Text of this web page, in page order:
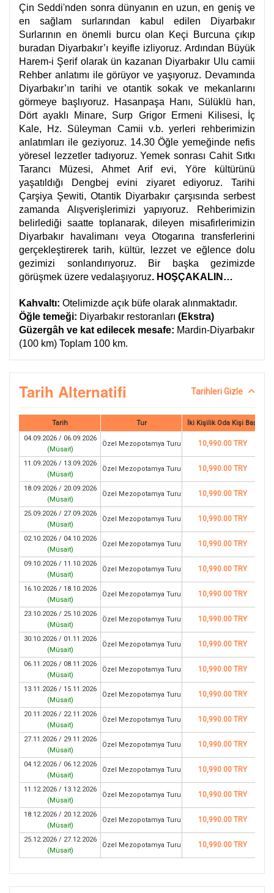
Çin Seddi'nden sonra dünyanın en uzun, en geniş ve
en sağlam surlarından kabul edilen Diyarbakır
Surlarının en önemli burcu olan Keçi Burcuna çıkıp
buradan Diyarbakır’ı keyifle izliyoruz. Ardından Büyük
Harem-i Şerif olarak ün kazanan Diyarbakır Ulu camii
Rehber anlatımı ile görüyor ve yaşıyoruz. Devamında
Diyarbakır’ın tarihi ve otantik sokak ve mekanlarını
görmeye başlıyoruz. Hasanpaşa Hanı, Sülüklü han,
Dört ayaklı Minare, Surp Grigor Ermeni Kilisesi, İç
Kale, Hz. Süleyman Camii v.b. yerleri rehberimizin
anlatımları ile geziyoruz. 14.30 Öğle yemeğinde nefis
yöresel lezzetler tadıyoruz. Yemek sonrası Cahit Sıtkı
Tarancı Müzesi, Ahmet Arif evi, Yöre kültürünü
yaşatıldığı Dengbej evini ziyaret ediyoruz. Tarihi
Çarşiya Şewiti, Otantik Diyarbakır çarşısında serbest
zamanda Alışverişlerimizi yapıyoruz. Rehberimizin
belirlediği saatte toplanarak, dileyen misafirlerimizin
Diyarbakır havalimanı veya Otogarına transferlerini
gerçekleştirerek tarih, kültür, lezzet ve eğlence dolu
gezimizi sonlandırıyoruz. Bir başka gezimizde
görüşmek üzere vedalaşıyoruz. HOŞÇAKALIN…
Kahvaltı: Otelimizde açık büfe olarak alınmaktadır.
Öğle temeği: Diyarbakır restoranları (Ekstra)
Güzergâh ve kat edilecek mesafe: Mardin-Diyarbakır
(100 km) Toplam 100 km.
Tarih Alternatifi Tarihleri Gizle
Tarih Tur
İki Kişilik Oda Kişi Başı
04.09.2026 / 06.09.2026
(Müsait)
Özel Mezopotamya Turu 10,990.00 TRY
11.09.2026 / 13.09.2026
(Müsait)
Özel Mezopotamya Turu 10,990.00 TRY
18.09.2026 / 20.09.2026
(Müsait)
Özel Mezopotamya Turu 10,990.00 TRY
25.09.2026 / 27.09.2026
(Müsait)
Özel Mezopotamya Turu 10,990.00 TRY
02.10.2026 / 04.10.2026
(Müsait)
Özel Mezopotamya Turu 10,990.00 TRY
09.10.2026 / 11.10.2026
(Müsait)
Özel Mezopotamya Turu 10,990.00 TRY
16.10.2026 / 18.10.2026
(Müsait)
Özel Mezopotamya Turu 10,990.00 TRY
23.10.2026 / 25.10.2026
(Müsait)
Özel Mezopotamya Turu 10,990.00 TRY
30.10.2026 / 01.11.2026
(Müsait)
Özel Mezopotamya Turu 10,990.00 TRY
06.11.2026 / 08.11.2026
(Müsait)
Özel Mezopotamya Turu 10,990.00 TRY
13.11.2026 / 15.11.2026
(Müsait)
Özel Mezopotamya Turu 10,990.00 TRY
20.11.2026 / 22.11.2026
(Müsait)
Özel Mezopotamya Turu 10,990.00 TRY
27.11.2026 / 29.11.2026
(Müsait)
Özel Mezopotamya Turu 10,990.00 TRY
04.12.2026 / 06.12.2026
(Müsait)
Özel Mezopotamya Turu 10,990.00 TRY
11.12.2026 / 13.12.2026
(Müsait)
Özel Mezopotamya Turu 10,990.00 TRY
18.12.2026 / 20.12.2026
(Müsait)
Özel Mezopotamya Turu 10,990.00 TRY
25.12.2026 / 27.12.2026
(Müsait)
Özel Mezopotamya Turu 10,990.00 TRY